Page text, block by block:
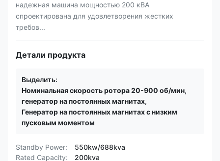
надежная машина мощностью 200 кВА
спроектирована для удовлетворения жестких
требов...
Детали продукта
Выделить:
Номинальная скорость ротора 20-900 об/мин,
генератор на постоянных магнитах,
Генератор на постоянных магнитах с низким
пусковым моментом
Standby Power:
550kw/688kva
Rated Capacity:
200kva